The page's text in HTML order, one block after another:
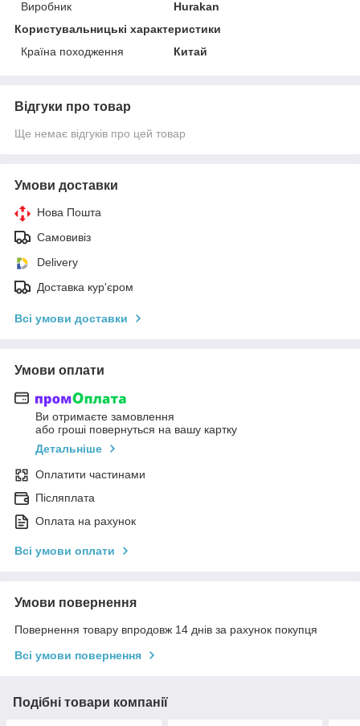
Виробник
Hurakan
Користувальницькі характеристики
Країна походження
Китай
Відгуки про товар
Ще немає відгуків про цей товар
Умови доставки
Нова Пошта
Самовивіз
Delivery
Доставка кур'єром
Всі умови доставки
Умови оплати
Ви отримаєте замовлення
або гроші повернуться на вашу картку
Детальніше
Оплатити частинами
Післяплата
Оплата на рахунок
Всі умови оплати
Умови повернення
Повернення товару впродовж 14 днів за рахунок покупця
Всі умови повернення
Подібні товари компанії